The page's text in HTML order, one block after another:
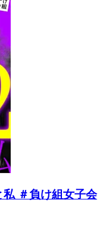
＃負け組女子会